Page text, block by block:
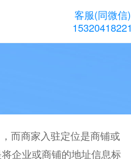
客服(同微信)
15320418221
而商家入驻定位是商铺或
企业或商铺的地址信息标